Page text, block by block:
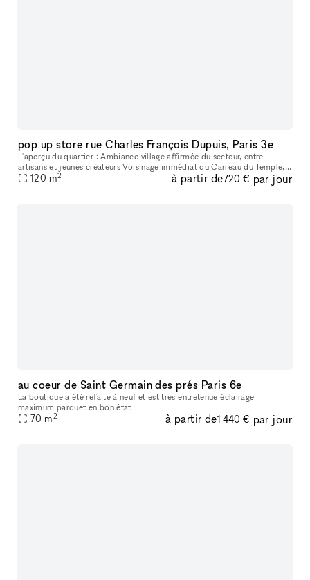
pop up store rue Charles François Dupuis, Paris 3e
L'aperçu du quartier : Ambiance village affirmée du secteur, entre
artisans et jeunes créateurs Voisinage immédiat du Carreau du Temple,
lieu culturel et sportif incontournable Concentration de galer
120 m2 à partir de720 € par jour
au coeur de Saint Germain des prés Paris 6e
La boutique a été refaite à neuf et est tres entretenue éclairage
maximum parquet en bon état
70 m2 à partir de1 440 € par jour